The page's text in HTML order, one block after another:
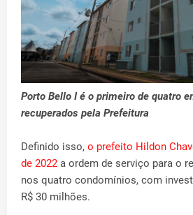
Porto Bello I é o primeiro de quatro
recuperados pela Prefeitura
Definido isso, o prefeito Hildon
de 2022 a ordem de serviço para o
nos quatro condomínios, com
R$ 30 milhões.